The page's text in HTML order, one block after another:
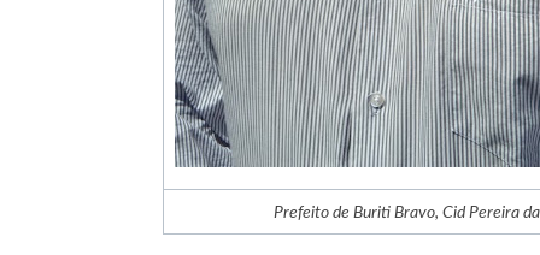
Prefeito de Buriti Bravo, Cid Pereira